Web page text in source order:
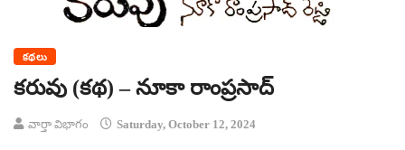
కథలు
కరువు (కథ) – నూకా రాంప్రసాద్
వార్తా విభాగం Saturday, October 12, 2024